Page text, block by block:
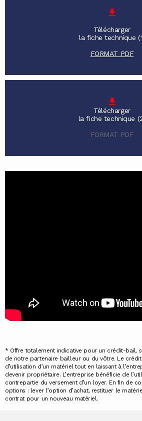
Télécharger
la fiche technique
FORMAT PDF
Télécharger
la fiche technique
FORMAT PDF
* Offre totalement indicative pour un crédit-bail,
de notre partenaire bailleur ou du vôtre. Le
d’utilisation d’un matériel tout en laissant à
devenir propriétaire. L’entreprise bénéficie de
contrepartie du versement d’un loyer. En fin de
options : lever l’option d’achat, restituer le
contrat pour un nouveau matériel.